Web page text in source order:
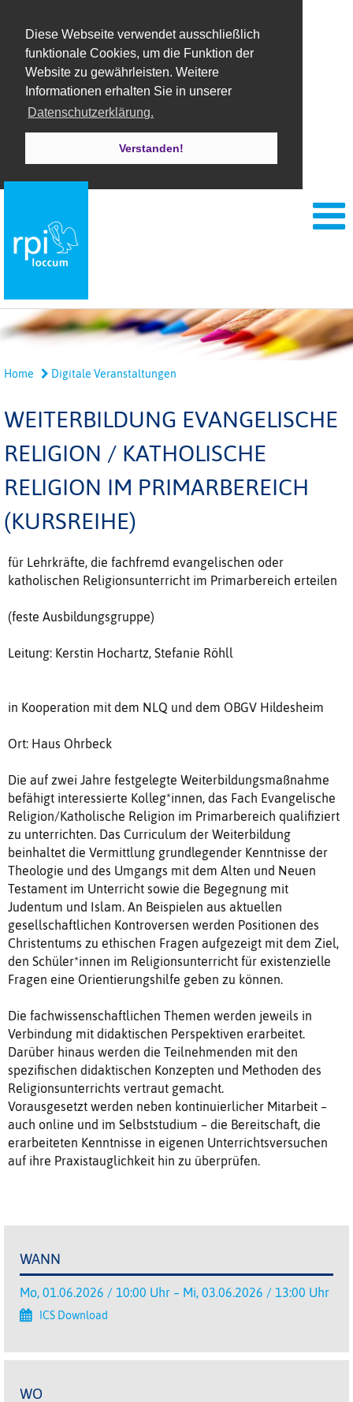
Diese Webseite verwendet ausschließlich
funktionale Cookies, um die Funktion der
Website zu gewährleisten. Weitere
Informationen erhalten Sie in unserer
Datenschutzerklärung.
Verstanden!
Home Digitale Veranstaltungen
WEITERBILDUNG EVANGELISCHE
RELIGION / KATHOLISCHE
RELIGION IM PRIMARBEREICH
(KURSREIHE)
für Lehrkräfte, die fachfremd evangelischen oder
katholischen Religionsunterricht im Primarbereich erteilen
(feste Ausbildungsgruppe)
Leitung: Kerstin Hochartz, Stefanie Röhll
in Kooperation mit dem NLQ und dem OBGV Hildesheim
Ort: Haus Ohrbeck
Die auf zwei Jahre festgelegte Weiterbildungsmaßnahme
befähigt interessierte Kolleg*innen, das Fach Evangelische
Religion/Katholische Religion im Primarbereich qualifiziert
zu unterrichten. Das Curriculum der Weiterbildung
beinhaltet die Vermittlung grundlegender Kenntnisse der
Theologie und des Umgangs mit dem Alten und Neuen
Testament im Unterricht sowie die Begegnung mit
Judentum und Islam. An Beispielen aus aktuellen
gesellschaftlichen Kontroversen werden Positionen des
Christentums zu ethischen Fragen aufgezeigt mit dem Ziel,
den Schüler*innen im Religionsunterricht für existenzielle
Fragen eine Orientierungshilfe geben zu können.
Die fachwissenschaftlichen Themen werden jeweils in
Verbindung mit didaktischen Perspektiven erarbeitet.
Darüber hinaus werden die Teilnehmenden mit den
spezifischen didaktischen Konzepten und Methoden des
Religionsunterrichts vertraut gemacht.
Vorausgesetzt werden neben kontinuierlicher Mitarbeit –
auch online und im Selbststudium – die Bereitschaft, die
erarbeiteten Kenntnisse in eigenen Unterrichtsversuchen
auf ihre Praxistauglichkeit hin zu überprüfen.
WANN
Mo, 01.06.2026 / 10:00 Uhr – Mi, 03.06.2026 / 13:00 Uhr
ICS Download
WO